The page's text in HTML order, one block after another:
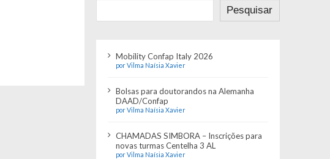
Pesquisar
Mobility Confap Italy 2026
por Vilma Naísia Xavier
Bolsas para doutorandos na Alemanha
DAAD/Confap
por Vilma Naísia Xavier
CHAMADAS SIMBORA – Inscrições para
novas turmas Centelha 3 AL
por Vilma Naísia Xavier